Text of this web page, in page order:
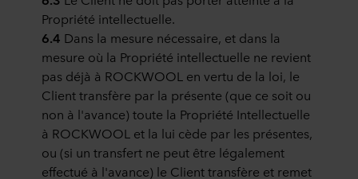
Propriété intellectuelle.
6.4 Dans la mesure nécessaire, et dans la
mesure où la Propriété intellectuelle ne revient
pas déjà à ROCKWOOL en vertu de la loi, le
Client transfère par la présente (que ce soit ou
non à l'avance) toute la Propriété Intellectuelle
à ROCKWOOL et la lui cède par les présentes,
ou (si un transfert ne peut être légalement
effectué à l'avance) le Client transfère et remet